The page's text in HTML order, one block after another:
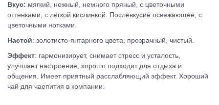
Вкус: мягкий, нежный, немного пряный, с цветочными
оттенками, с лёгкой кислинкой. Послевкусие освежающее, с
цветочными нотками.
Настой: золотисто-янтарного цвета, прозрачный, чистый.
Эффект: гармонизирует, снимает стресс и усталость,
улучшает настроение, хорошо подходит для отдыха и
общения. Имеет приятный расслабляющий эффект. Хороший
чай для чаепития в компании.